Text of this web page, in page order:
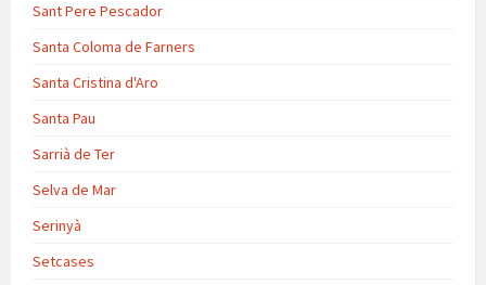
Sant Pere Pescador
Santa Coloma de Farners
Santa Cristina d'Aro
Santa Pau
Sarrià de Ter
Selva de Mar
Serinyà
Setcases